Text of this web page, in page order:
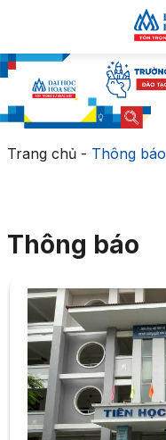
Trang chủ- Thông báo
Thông báo